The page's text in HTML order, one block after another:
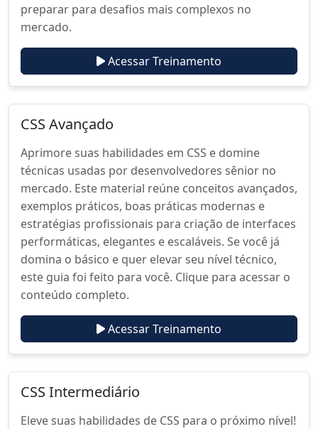
preparar para desafios mais complexos no
mercado.
Acessar Treinamento
CSS Avançado
Aprimore suas habilidades em CSS e domine
técnicas usadas por desenvolvedores sênior no
mercado. Este material reúne conceitos avançados,
exemplos práticos, boas práticas modernas e
estratégias profissionais para criação de interfaces
performáticas, elegantes e escaláveis. Se você já
domina o básico e quer elevar seu nível técnico,
este guia foi feito para você. Clique para acessar o
conteúdo completo.
Acessar Treinamento
CSS Intermediário
Eleve suas habilidades de CSS para o próximo nível!